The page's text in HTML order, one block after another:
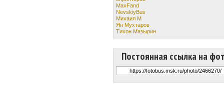
MaxFand
NevskiyBus
Михаил М
Ян Мухтаров
Тихон Мазырин
Постоянная ссылка на